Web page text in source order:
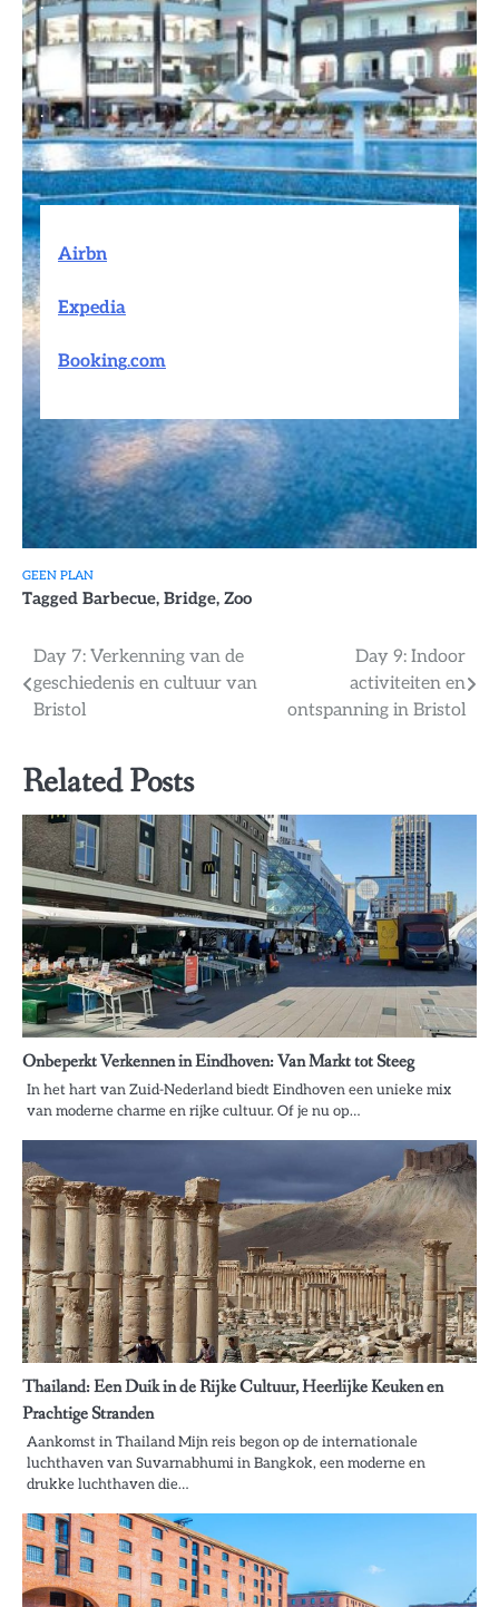
.
.
.
Airbn
Expedia
Booking.com
GEEN PLAN
Tagged Barbecue, Bridge, Zoo
Bericht
navigatie
Day 7: Verkenning van de
geschiedenis en cultuur van
Bristol
Day 9: Indoor
activiteiten en
ontspanning in Bristol
Related Posts
Onbeperkt Verkennen in Eindhoven: Van Markt tot Steeg
In het hart van Zuid-Nederland biedt Eindhoven een unieke mix
van moderne charme en rijke cultuur. Of je nu op…
Thailand: Een Duik in de Rijke Cultuur, Heerlijke Keuken en
Prachtige Stranden
Aankomst in Thailand Mijn reis begon op de internationale
luchthaven van Suvarnabhumi in Bangkok, een moderne en
drukke luchthaven die…